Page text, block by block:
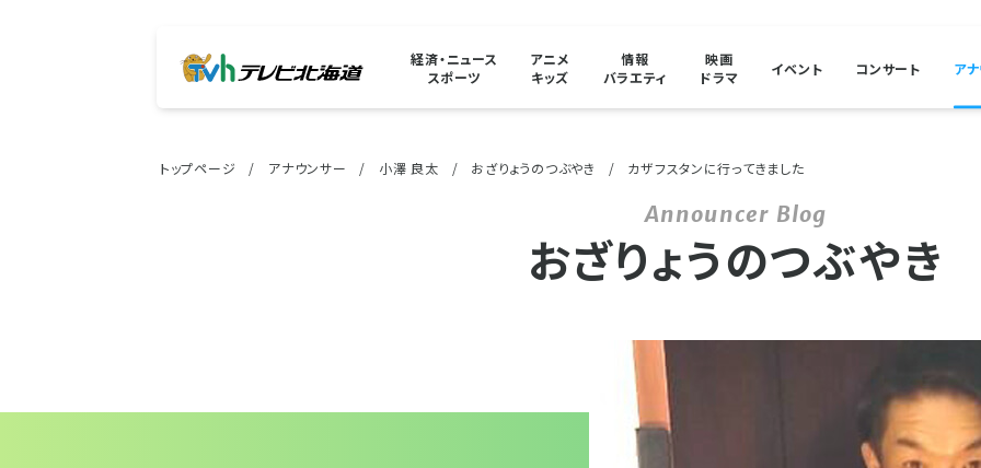
経済・ニュース
スポーツ
アニメ
キッズ
情報
バラエティ
映画
ドラマ
イベント コンサート ア
トップページ アナウンサー 小澤 良太 おざりょうのつぶやき カザフスタンに行ってきました
おざりょうのつぶやき